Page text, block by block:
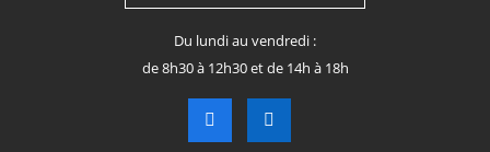
Du lundi au vendredi :
de 8h30 à 12h30 et de 14h à 18h